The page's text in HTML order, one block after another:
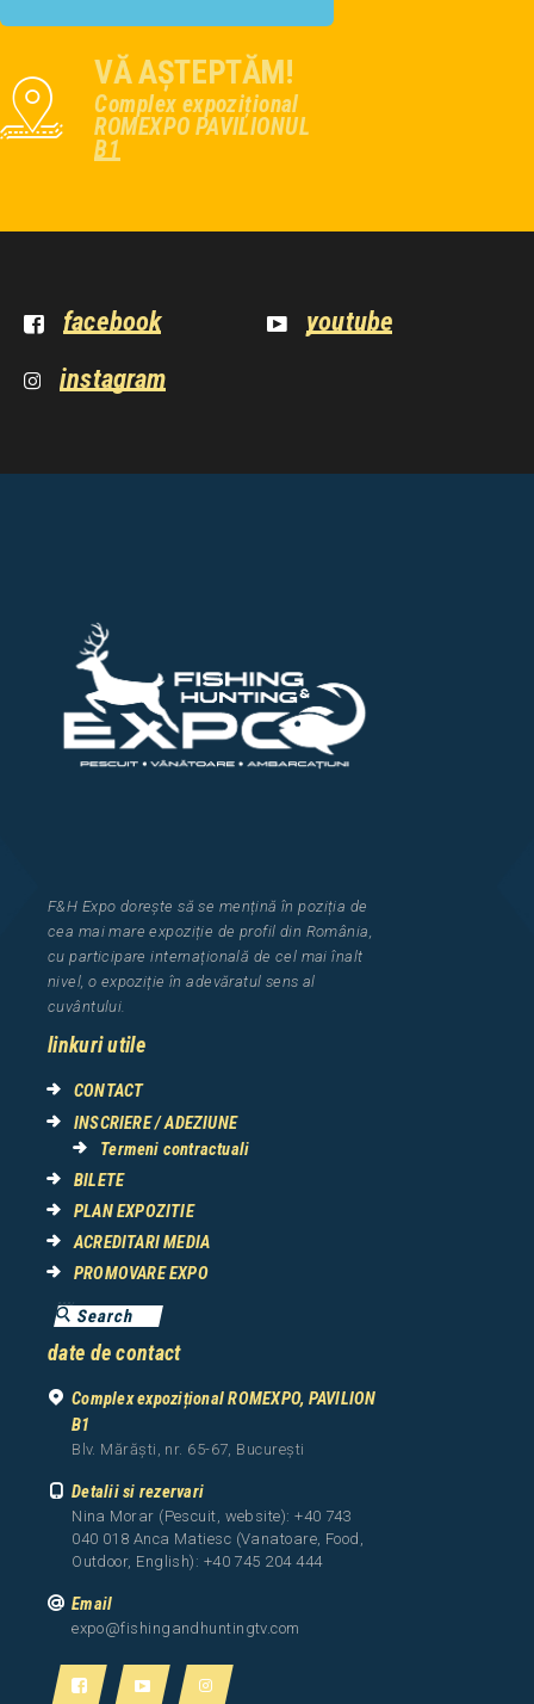
VĂ AȘTEPTĂM!
Complex expozițional
ROMEXPO PAVILIONUL
B1
facebook
youtube
instagram
F&H Expo dorește să se mențină în poziția de
cea mai mare expoziție de profil din România,
cu participare internațională de cel maiînalt
nivel, o expoziție în adevăratul sens al
cuvântului.
linkuri utile
CONTACT
INSCRIERE / ADEZIUNE
Termeni contractuali
BILETE
PLAN EXPOZITIE
ACREDITARI MEDIA
PROMOVARE EXPO
date de contact
Complex expozițional ROMEXPO, PAVILION
B1
Blv. Mărăști, nr. 65-67, București
Detalii si rezervari
Nina Morar (Pescuit, website): +40 743
040 018 Anca Matiesc (Vanatoare, Food,
Outdoor, English): +40 745 204 444
Email
expo@fishingandhuntingtv.com